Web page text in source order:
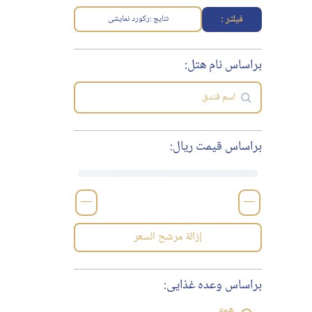
فیلتر : نتایج :رکورد نمایشی
براساس نام هتل:
براساس قیمت ریال:
—
—
إزالة مرشح السعر
براساس وعده غذایی: